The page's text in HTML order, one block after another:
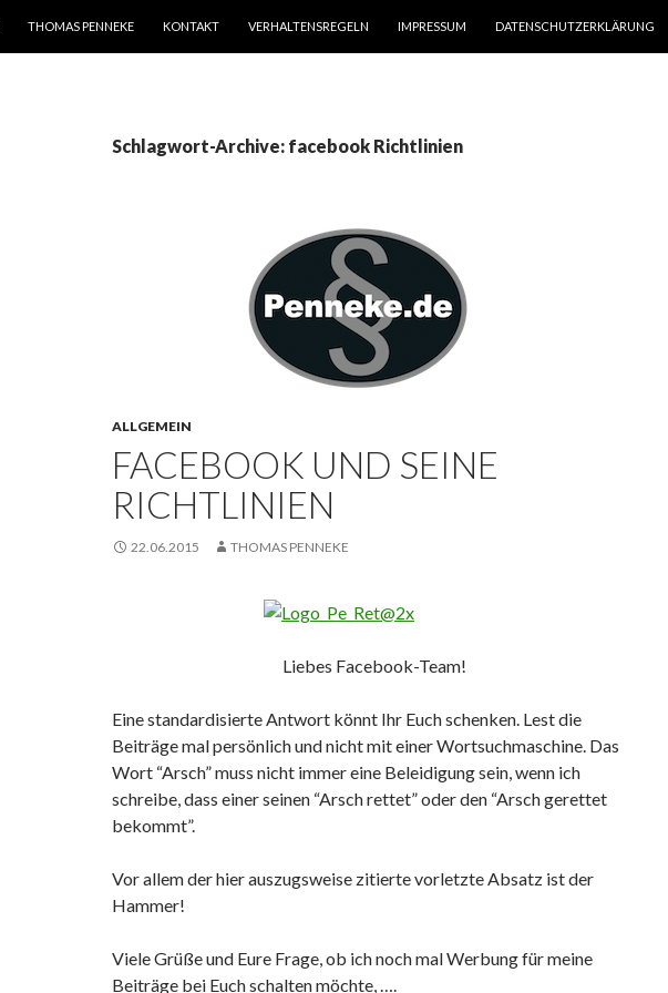
THOMAS PENNEKE KONTAKT VERHALTENSREGELN IMPRESSUM DATENSCHUTZERKLÄRUNG
Schlagwort-Archive: facebook Richtlinien
ALLGEMEIN
FACEBOOK UND SEINE
RICHTLINIEN
22.06.2015 THOMAS PENNEKE
Liebes Facebook-Team!
Eine standardisierte Antwort könnt Ihr Euch schenken. Lest die
Beiträge mal persönlich und nicht mit einer Wortsuchmaschine. Das
Wort “Arsch” muss nicht immer eine Beleidigung sein, wenn ich
schreibe, dass einer seinen “Arsch rettet” oder den “Arsch gerettet
bekommt”.
Vor allem der hier auszugsweise zitierte vorletzte Absatz ist der
Hammer!
Viele Grüße und Eure Frage, ob ich noch mal Werbung für meine
Beiträge bei Euch schalten möchte, ….